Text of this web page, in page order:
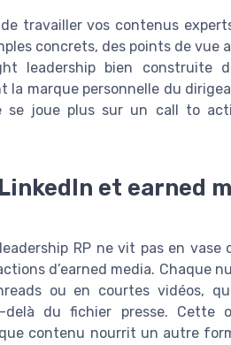
travailler vos contenus
concrets, des points de vue
leadership bien construite
la marque personnelle du
se joue plus sur un call to
et earned
RP ne vit pas en vase
d’earned media. Chaque
ou en courtes vidéos,
delà du fichier presse. Cette
contenu nourrit un autre